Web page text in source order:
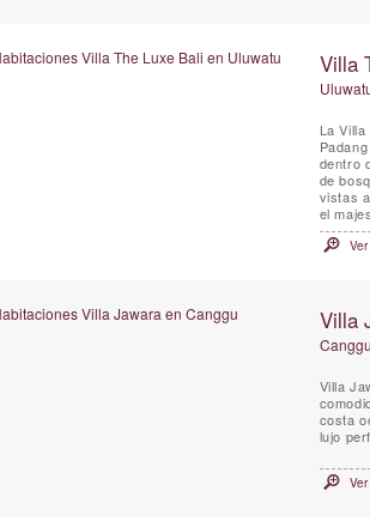
Villa
La
dentro
de
vistas
el
Villa
Canggu
Villa
costa
lujo